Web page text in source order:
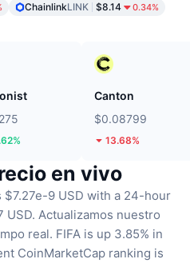
ChainlinkLINK $8.14 0.34%
Canton
$0.08799
13.68%
en vivo
$7.27e-9 USD with a 24-hour
USD. Actualizamos nuestro
real. FIFA is up 3.85% in
CoinMarketCap ranking is